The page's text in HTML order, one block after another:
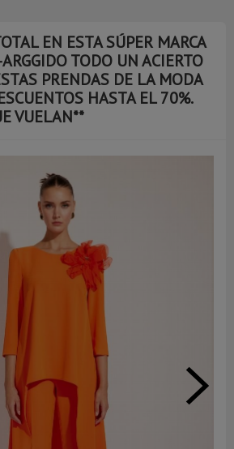
EN ESTA SÚPER MARCA
TODO UN ACIERTO
PRENDAS DE LA MODA
HASTA EL 70%.
VUELAN**